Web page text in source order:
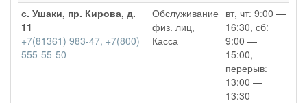
с. Ушаки, пр. Кирова, д.
11
+7(81361) 983-47, +7(800)
555-55-50
Обслуживание
физ. лиц,
Касса
вт, чт: 9:00 —
16:30, сб:
9:00 —
15:00,
перерыв:
13:00 —
13:30